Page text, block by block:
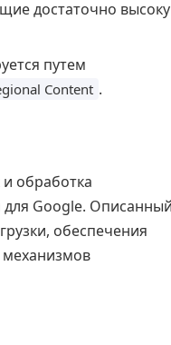
достаточно
путем
Content .
обработка
Google.
обеспечения
механизмов